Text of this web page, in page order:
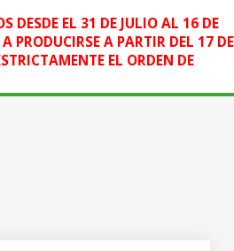
DESDE EL 31 DE JULIO AL 16 DE
PRODUCIRSE A PARTIR DEL 17 DE
EL ORDEN DE